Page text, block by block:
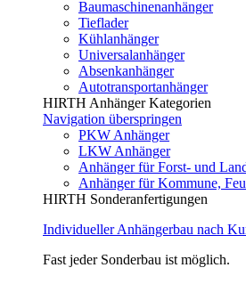
Baumaschinenanhänger
Tieflader
Kühlanhänger
Universalanhänger
Absenkanhänger
Autotransportanhänger
HIRTH Anhänger Kategorien
Navigation überspringen
PKW Anhänger
LKW Anhänger
Anhänger für Forst- und
Anhänger für Kommune,
HIRTH Sonderanfertigungen
Individueller Anhängerbau nach
Fast jeder Sonderbau ist möglich.